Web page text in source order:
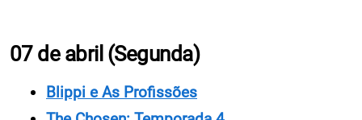
07 de abril (Segunda)
Blippi e As Profissões